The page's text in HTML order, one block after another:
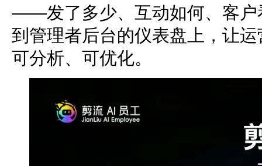
——发了多少、互动如何、客
到管理者后台的仪表盘上，让
可分析、可优化。